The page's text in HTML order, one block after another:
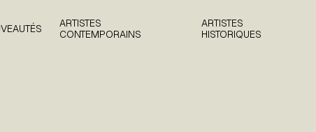
ARTISTES
CONTEMPORAINS
ARTISTES
HISTORIQUES